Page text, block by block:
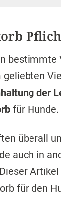
bestimmte
der
für Hunde.
überall
auch in
für den